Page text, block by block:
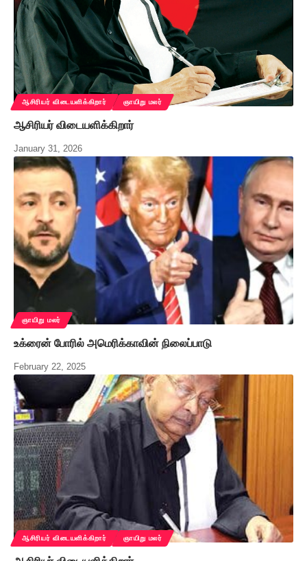
ஆசிரியர் விடையளிக்கிறார் ஞாயிறு மலர்
ஆசிரியர் விடையளிக்கிறார்
January 31, 2026
ஞாயிறு மலர்
உக்ரைன் போரில் அமெரிக்காவின் நிலைப்பாடு
February 22, 2025
ஆசிரியர் விடையளிக்கிறார் ஞாயிறு மலர்